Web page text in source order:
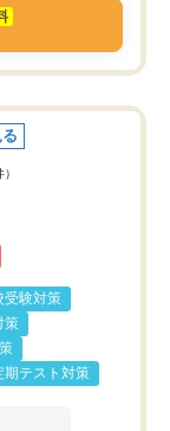
）
受験対策
策
期テスト対策